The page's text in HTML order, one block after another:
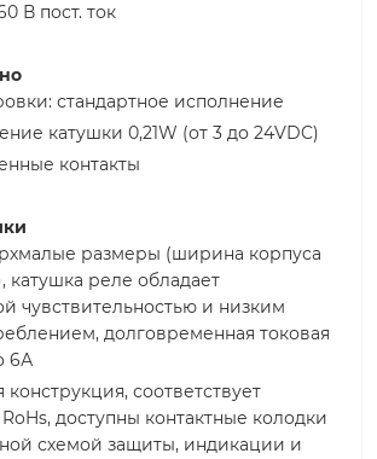
В пост. ток
стандартное исполнение
катушки 0,21W (от 3 до 24VDC)
контакты
размеры (ширина корпуса
катушка реле обладает
чувствительностью и низким
долговременная токовая
6А
конструкция, соответствует
доступны контактные колодки
схемой защиты, индикации и